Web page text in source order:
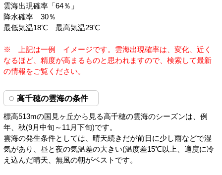
雲海出現確率「64％」
降水確率 30％
最低気温18℃ 最高気温29℃
※ 上記は一例 イメージです。雲海出現確率は、変化、近く
なるほど、精度が高まるものと思われますので、検索して最新
の情報をご覧ください。
高千穂の雲海の条件
標高513mの国見ヶ丘から見る高千穂の雲海のシーズンは、例
年、秋(9月中旬～11月下旬)です。
雲海の発生条件としては、晴天続きだが前日に少し雨などで湿
気があり、昼と夜の気温差の大きい(温度差15℃以上、適度に冷
え込んだ晴天、無風の朝がベストです。